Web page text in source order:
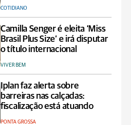
COTIDIANO
Camilla Senger é eleita ‘Miss
Brasil Plus Size’ e irá disputar
o título internacional
VIVER BEM
Iplan faz alerta sobre
barreiras nas calçadas:
fiscalização está atuando
PONTA GROSSA